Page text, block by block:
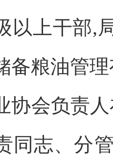
以上干部,
备粮油管
协会负责
同志、分